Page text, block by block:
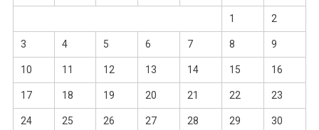
1 2
3 4 5 6 7 8 9
10 11 12 13 14 15 16
17 18 19 20 21 22 23
24 25 26 27 28 29 30